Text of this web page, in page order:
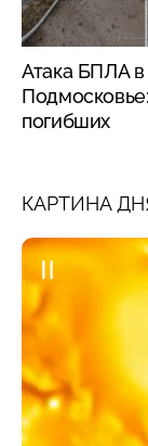
Атака БПЛА в
погибших
КАРТИНА